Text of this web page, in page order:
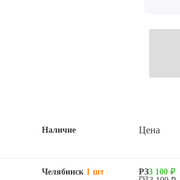
Наличие Цена
Челябинск 1 шт
РЗ3 100 ₽